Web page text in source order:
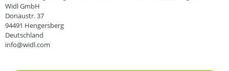
Widl GmbH
Donaustr. 37
94491 Hengersberg
Deutschland
info@widl.com